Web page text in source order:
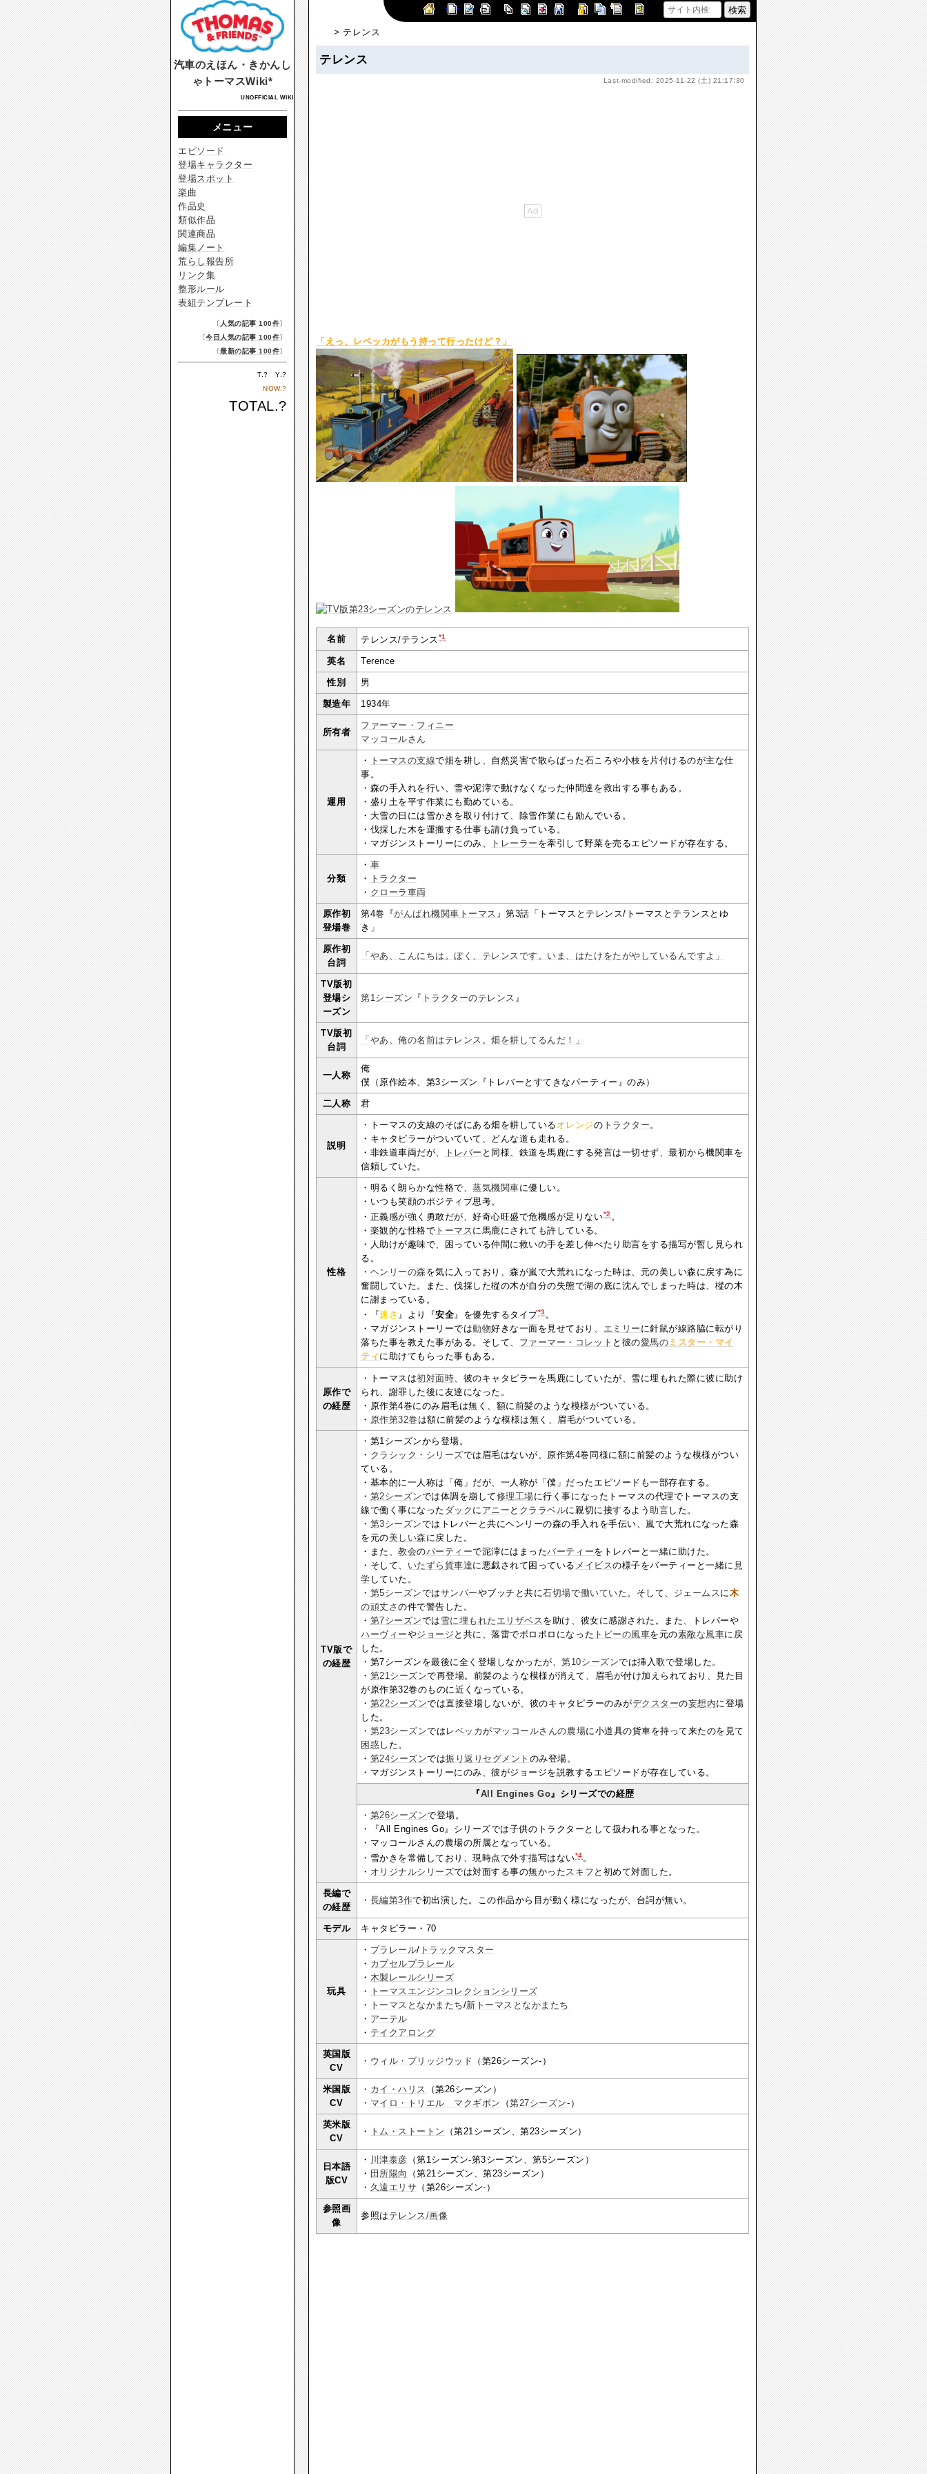
汽車のえほん・きかんし
ゃトーマスWiki*
UNOFFICIAL WIKI
> テレンス
テレンス
Last-modified: 2025-11-22 (土) 21:17:30
「えっ、レベッカがもう持って行ったけど？」
名前 テレンス/テランス *1
英名 Terence
性別 男
製造年 1934年
所有者
ファーマー・フィニー
マッコールさん
運用
・ トーマスの支線で畑を耕し、自然災害で散らばった石ころや小枝を片付けるのが主な仕
事。
・森の手入れを行い、雪や泥濘で動けなくなった仲間達を救出する事もある。
・盛り土を平す作業にも勤めている。
・大雪の日には雪かきを取り付けて、除雪作業にも励んでいる。
・伐採した木を運搬する仕事も請け負っている。
・マガジンストーリーにのみ、
トレーラー を牽引して野菜を売るエピソードが存在する。
分類
・ 車
・
トラクター
・ クローラ車両
原作初
登場巻
第4巻『がんばれ機関車トーマス 』第3話「トーマスとテレンス/トーマスとテランスとゆ
き」
原作初
台詞
「やあ、こんにちは。ぼく、テレンスです。いま、はたけをたがやしているんですよ」
TV版初
登場シ
ーズン
第1シーズン 『 トラクターのテレンス 』
TV版初
台詞
「やあ、俺の名前はテレンス。畑を耕してるんだ！」
一人称
俺
僕（原作絵本、第3シーズン『トレバーとすてきなパーティー』のみ）
二人称 君
説明
・トーマスの支線のそばにある畑を耕している オレンジの トラクター 。
・キャタピラーがついていて、どんな道も走れる。
・非鉄道車両だが、
トレバー と同様、鉄道を馬鹿にする発言は一切せず、最初から機関車を
信頼していた。
性格
・明るく朗らかな性格で、蒸気機関車に優しい。
・いつも笑顔のポジティブ思考。
・正義感が強く勇敢だが、好奇心旺盛で危機感が足りない*2。
・楽観的な性格で トーマス に馬鹿にされても許している。
・人助けが趣味で、困っている仲間に救いの手を差し伸べたり助言をする描写が暫し見られ
る。
・ ヘンリーの森 を気に入っており、森が嵐で大荒れになった時は、元の美しい森に戻す為に
奮闘していた。また、伐採した樅の木が自分の失態で湖の底に沈んでしまった時は、樅の木
に謝まっている。
・『速さ 』より『安全』を優先するタイプ*3。
・マガジンストーリーでは動物好きな一面を見せており、 エミリー に針鼠が線路脇に転がり
落ちた事を教えた事がある。そして、 ファーマー・コレット と彼の愛馬の ミスター・マイ
ティ に助けてもらった事もある。
原作で
の経歴
・トーマスは初対面時 、彼のキャタピラーを馬鹿にしていたが、雪に埋もれた際に彼に助け
られ、謝罪した後に友達になった。
・原作第4巻にのみ眉毛は無く、額に前髪のような模様がついている。
・ 原作第32巻 は額に前髪のような模様は無く、眉毛がついている。
TV版で
の経歴
・第1シーズンから登場。
・ クラシック・シリーズでは眉毛はないが、原作第4巻同様に額に前髪のような模様がつい
ている。
・基本的に一人称は「俺」だが、一人称が「僕」だったエピソードも一部存在する。
・ 第2シーズンでは体調を崩して修理工場に行く事になったトーマスの代理でトーマスの支
線で働く事になった ダック に アニー と クララベルに親切に接するよう 助言した。
・ 第3シーズンではトレバーと共にヘンリーの森の手入れを手伝い、嵐で大荒れになった森
を元の美しい森 に戻した。
・また、教会のパーティーで泥濘にはまったバーティーをトレバーと一緒に助けた。
・そして、 いたずら貨車達に悪戯されて困っている メイビスの様子をバーティーと一緒に 見
学 していた。
・ 第5シーズンではサンパーやブッチと共に石切場で働いていた 。そして、 ジェームス に木
の頑丈さの件で警告した。
・ 第7シーズンでは 雪に埋もれた エリザベス を助け、彼女に感謝された。また、トレバーや
ハーヴィーやジョージ と共に、落雷でボロボロになった トビーの風車を元の素敵な風車に戻
した。
・第7シーズンを最後に全く登場しなかったが、第10シーズンでは挿入歌で登場した。
・ 第21シーズンで再登場。前髪のような模様が消えて、眉毛が付け加えられており、見た目
が原作第32巻のものに近くなっている。
・ 第22シーズンでは直接登場しないが、彼のキャタピラーのみがデクスターの妄想内に登場
した。
・ 第23シーズンでは レベッカがマッコールさんの農場に小道具の貨車を持って来たのを見て
困惑した。
・ 第24シーズンでは振り返り セグメント のみ登場。
・マガジンストーリーにのみ、彼がジョージを説教するエピソードが存在している。
『All Engines Go 』シリーズでの経歴
・ 第26シーズンで登場。
・『All Engines Go』シリーズでは子供のトラクターとして扱われる事となった。
・マッコールさんの農場の所属となっている。
・雪かきを常備しており、現時点で外す描写はない*4 。
・ オリジナルシリーズでは対面する事の無かった スキフ と初めて対面した。
長編で
の経歴
・ 長編第3作で初出演した。この作品から目が動く様になったが、台詞が無い。
モデル キャタピラー・70
玩具
・ プラレール/ トラックマスター
・ カプセルプラレール
・ 木製レールシリーズ
・
トーマスエンジンコレクションシリーズ
・
トーマスとなかまたち/新トーマスとなかまたち
・ アーテル
・ テイクアロング
英国版
CV
・ ウィル・ブリッジウッド （第26シーズン-）
米国版
CV
・ カイ・ハリス
（第26シーズン）
・ マイロ・トリエル゠マクギボン （第27シーズン-）
英米版
CV
・ トム・ストートン （第21シーズン、第23シーズン）
日本語
版CV
・ 川津泰彦 （第1シーズン-第3シーズン、第5シーズン）
・ 田所陽向
（第21シーズン、第23シーズン）
・ 久遠エリサ （第26シーズン-）
参照画
像
参照は テレンス/画像
メニュー
エピソード
登場キャラクター
登場スポット
楽曲
作品史
類似作品
関連商品
編集ノート
荒らし報告所
リンク集
整形ルール
表組テンプレート
〔 人気の記事 100件〕
〔今日人気の記事 100件〕
〔最新の記事 100件〕
T.? Y.?
NOW.?
TOTAL.?